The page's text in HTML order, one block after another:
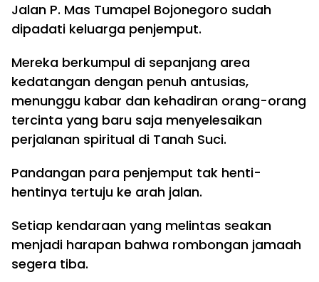
Jalan P. Mas Tumapel Bojonegoro sudah
dipadati keluarga penjemput.
Mereka berkumpul di sepanjang area
kedatangan dengan penuh antusias,
menunggu kabar dan kehadiran orang-orang
tercinta yang baru saja menyelesaikan
perjalanan spiritual di Tanah Suci.
Pandangan para penjemput tak henti-
hentinya tertuju ke arah jalan.
Setiap kendaraan yang melintas seakan
menjadi harapan bahwa rombongan jamaah
segera tiba.